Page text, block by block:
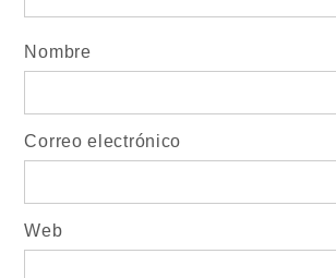
Nombre
Correo electrónico
Web